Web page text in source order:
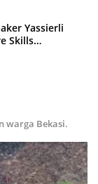
Yassierli
Skills
warga Bekasi.